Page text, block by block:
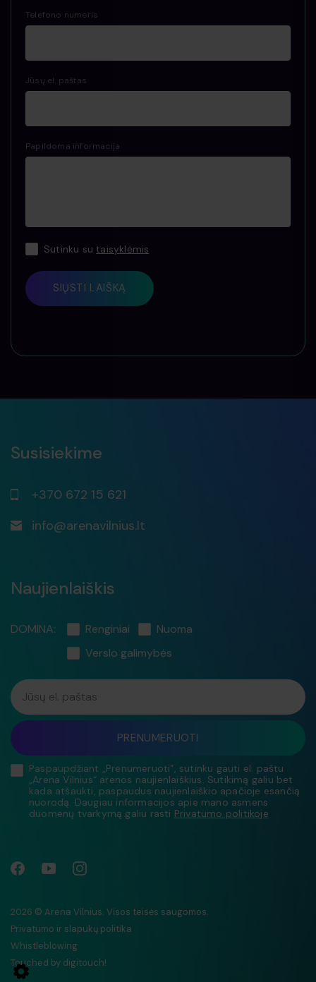
Telefono numeris
Jūsų el. paštas
Papildoma informacija
Sutinku sutaisyklėmis
SIŲSTI LAIŠKĄ
Susisiekime
+370 672 15 621
info@arenavilnius.lt
Naujienlaiškis
DOMINA: Renginiai
Nuoma
Verslo galimybės
Jūsų el. paštas
PRENUMERUOTI
Paspaupdžiant „Prenumeruoti“, sutinku gauti el. paštu
„Arena Vilnius“ arenos naujienlaiškius. Sutikimą galiu bet
kada atšaukti, paspaudus naujienlaiškio apačioje esančią
nuorodą. Daugiau informacijos apie mano asmens
duomenų tvarkymą galiu rasti Privatumo politikoje
2026 © Arena Vilnius. Visos teisės saugomos.
Privatumo ir slapukų politika
Whistleblowing
Touched by digitouch!